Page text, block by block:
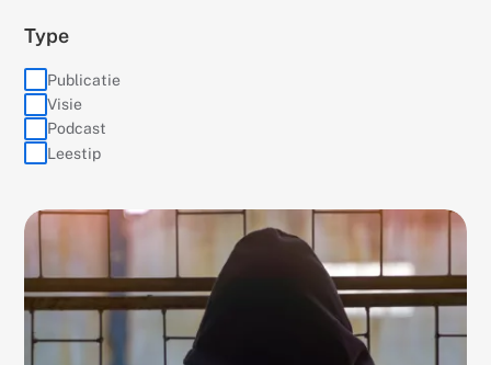
Type
Publicatie
Visie
Podcast
Leestip
Resultaten